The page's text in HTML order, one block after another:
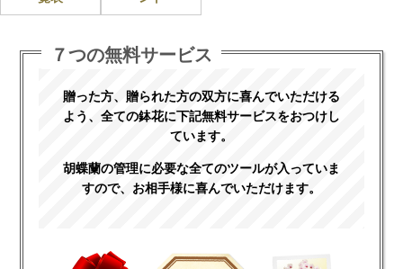
７つの無料サービス
贈った方、贈られた方の双方に喜んでいただける
よう、全ての鉢花に下記無料サービスをおつけし
ています。
胡蝶蘭の管理に必要な全てのツールが入っていま
すので、お相手様に喜んでいただけます。